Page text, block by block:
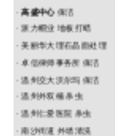
温州园林绿化
垃圾清运车
·高盛中心 保洁
· 派力帽业 地板打蜡
· 美丽华大理石晶面处理
· 卓信律师事务所 保洁
· 温州交大沃尔玛 保洁
·温州外双楠 杀虫
· 温州仁爱医院 杀虫
· 南沙街道 外墙清洗